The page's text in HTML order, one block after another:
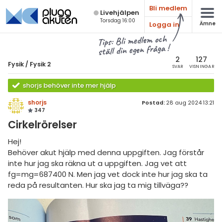
Live­hjälpen
Torsdag 16:00
Bli medlem
Logga in
Ämne
Tips: Bli medlem och
ställ din egen fråga !
Fysik / Fysik 2 2
SVAR
127
VISNINGAR
shorjs behöver inte mer hjälp
shorjs
347
Postad: 28 aug 2024 13:21
Cirkelrörelser
Hej!
Behöver akut hjälp med denna uppgiften. Jag förstår
inte hur jag ska räkna ut a uppgiften. Jag vet att
fg=mg=687400 N. Men jag vet dock inte hur jag ska ta
reda på resultanten. Hur ska jag ta mig tillväga??
Alla ämnen
Fysik
Alla trådar
Grundskola
Universitet
MaFy (fysikdelen)
Allmänna diskussioner
& Bygg
språk